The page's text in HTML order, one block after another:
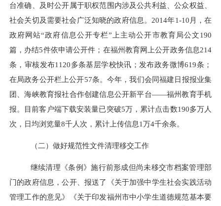
台准确、及时公开属于职权范围内涉及公共利益、公众权益、
社会关切及需要社会广泛知晓的政府信息。2014年1-10月，在
政府网站“政府信息公开专栏”上主动公开市教育局公文190
篇，办结5件依申请公开件；在福州教育网上公开政务信息214
条，审核发布1120多条基层学校快讯；发布政务微博619条；
在局政务公开栏上公开57条。今年，我们会同福建日报报业集
团、海峡教育报社合作创建信息公开新平台——福州教育手机
报。目前客户端下载安装量已突破5万，累计点击数190多万人
次，日均浏览量8千人次，累计上传信息1万4千余条。
（二）做好规范性文件清理移交工作
继续清理《条例》施行前形成但尚未移交市档案管理部
门的政府信息，公开、报送了《关于加强中学生社会实践活动
管理工作的意见》《关于印发福州市中小学生道德规范基本要